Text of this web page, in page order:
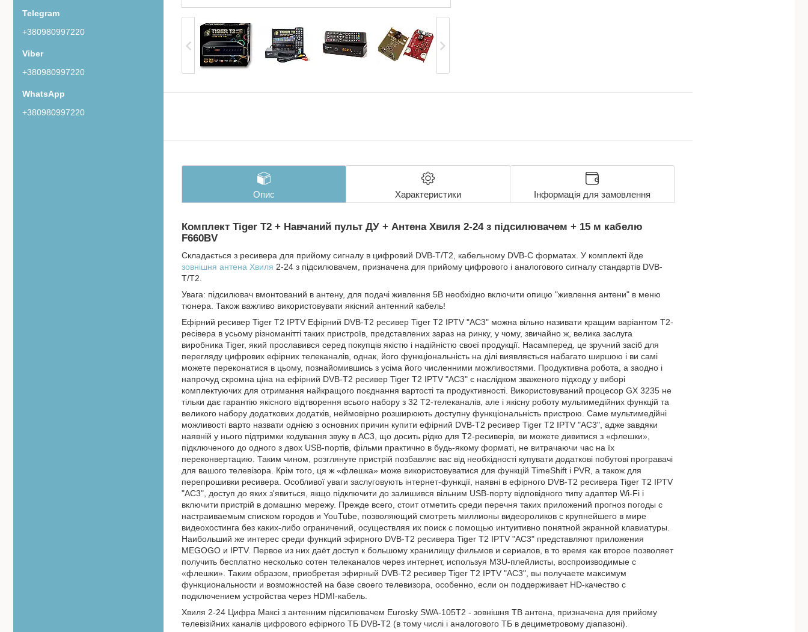
Опис Характеристики Інформація для замовлення
Комплект Tiger T2 + Навчаний пульт ДУ + Антена Хвиля 2-24 з підсилювачем + 15 м кабелю
F660BV
Складається з ресивера для прийому сигналу в цифровий DVB-T/T2, кабельному DVB-C форматах. У комплекті йде
зовнішня антена Хвиля 2-24 з підсилювачем, призначена для прийому цифрового і аналогового сигналу стандартів DVB-
T/T2.
Увага: підсилювач вмонтований в антену, для подачі живлення 5В необхідно включити опицю "живлення антени" в меню
тюнера. Також важливо використовувати якісний антенний кабель!
Ефірний ресивер Tiger T2 IPTV Ефірний DVB-Т2 ресивер Tiger T2 IPTV "AC3" можна вільно називати кращим варіантом Т2-
ресівера в усьому різноманітті таких пристроїв, представлених зараз на ринку, у чому, звичайно ж, велика заслуга
виробника Tiger, який прославився серед покупців якістю і надійністю своєї продукції. Насамперед, це зручний засіб для
перегляду цифрових ефірних телеканалів, однак, його функціональність на ділі виявляється набагато ширшою і ви самі
можете переконатися в цьому, познайомившись з усіма його численними можливостями. Продуктивна робота, а заодно і
напрочуд скромна ціна на ефірний DVB-Т2 ресивер Tiger T2 IPTV "AC3" є наслідком зваженого підходу у виборі
комплектуючих для отримання найкращого поєднання вартості та продуктивності. Використовуваний процесор GX 3235 не
тільки дає гарантію якісного відтворення всього набору з 32 Т2-телеканалів, але і якісну роботу мультимедійних функцій та
великого набору додаткових додатків, неймовірно розширюють доступну функціональність пристрою. Саме мультимедійні
можливості варто назвати однією з основних причин купити ефірний DVB-Т2 ресивер Tiger T2 IPTV "AC3", адже завдяки
наявній у нього підтримки кодування звуку в АС3, що досить рідко для Т2-ресиверів, ви можете дивитися з «флешки»,
підключеного до одного з двох USB-портів, фільми практично в будь-якому форматі, не витрачаючи час на їх
переконвертацию. Таким чином, розглянуте пристрій позбавляє вас від необхідності купувати додаткові побутові програвачі
для вашого телевізора. Крім того, ця ж «флешка» може використовуватися для функцій TimeShift і PVR, а також для
перепрошивки ресивера. Особливої уваги заслуговують інтернет-функції, наявні в ефірного DVB-Т2 ресивера Tiger T2 IPTV
"AC3", доступ до яких з'явиться, якщо підключити до залишився вільним USB-порту відповідного типу адаптер Wi-Fi і
включити пристрій в домашню мережу. Прежде всего, стоит отметить среди перечня таких приложений прогноз погоды с
настраиваемым списком городов и YouTube, позволяющий смотреть миллионы видеороликов с крупнейшего в мире
видеохостинга без каких-либо ограничений, осуществляя их поиск с помощью интуитивно понятной экранной клавиатуры.
Наибольший же интерес среди функций эфирного DVB-Т2 ресивера Tiger T2 IPTV "AC3" представляют приложения
MEGOGO и IPTV. Первое из них даёт доступ к большому хранилищу фильмов и сериалов, в то время как второе позволяет
получить бесплатно несколько сотен телеканалов через интернет, используя M3U-плейлисты, воспроизводимые с
«флешки». Таким образом, приобретая эфирный DVB-Т2 ресивер Tiger T2 IPTV "AC3", вы получаете максимум
функциональности и возможностей на базе своего телевизора, особенно, если он поддерживает HD-качество с
подключением устройства через HDMI-кабель.
Хвиля 2-24 Цифра Максі з антенним підсилювачем Eurosky SWA-105T2 - зовнішня ТВ антена, призначена для прийому
телевізійних каналів цифрового ефірного ТБ DVB-T2 (в тому числі і аналогового ТБ в дециметровому діапазоні).
+380980997220
+380980997220
+380980997220